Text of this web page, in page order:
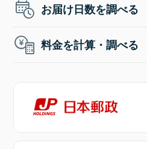
お届け日数を調べる
料金を計算・調べる